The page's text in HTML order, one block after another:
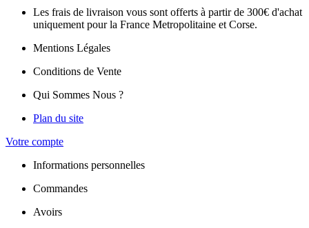
Les frais de livraison vous sont offerts à partir de 300€ d'achat
uniquement pour la France Metropolitaine et Corse.
Mentions Légales
Conditions de Vente
Qui Sommes Nous ?
Plan du site
Votre compte
Informations personnelles
Commandes
Avoirs